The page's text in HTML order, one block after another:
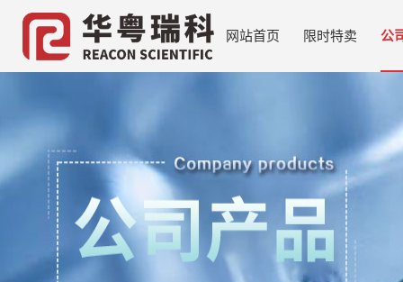
网站首页 限时特卖 公